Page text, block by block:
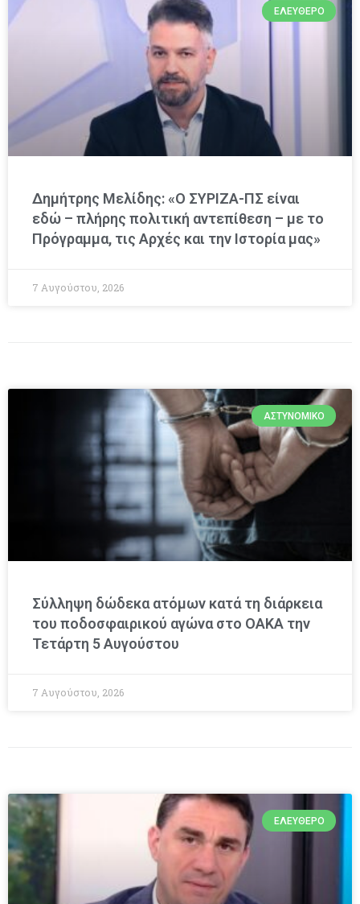
ΕΛΕΎΘΕΡΟ
Δημήτρης Μελίδης: «Ο ΣΥΡΙΖΑ-ΠΣ είναι
εδώ – πλήρης πολιτική αντεπίθεση – με το
Πρόγραμμα, τις Αρχές και την Ιστορία μας»
7 Αυγούστου, 2026
ΑΣΤΥΝΟΜΙΚΌ
Σύλληψη δώδεκα ατόμων κατά τη διάρκεια
του ποδοσφαιρικού αγώνα στο ΟΑΚΑ την
Τετάρτη 5 Αυγούστου
7 Αυγούστου, 2026
ΕΛΕΎΘΕΡΟ